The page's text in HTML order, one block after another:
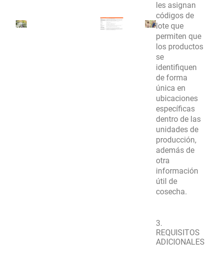
les asignan
códigos de
lote que
permiten que
los productos
se
identifiquen
de forma
única en
ubicaciones
específicas
dentro de las
unidades de
producción,
además de
otra
información
útil de
cosecha.
3.
REQUISITOS
ADICIONALES